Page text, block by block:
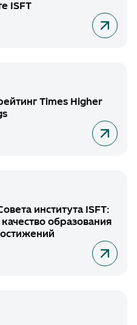
ISFT
Times Higher
института ISFT:
образования